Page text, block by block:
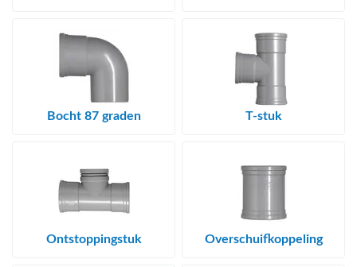
(Warmtepompen en warmtepompboilers)
Bocht 87 graden T-stuk
Ontstoppingstuk Overschuifkoppeling